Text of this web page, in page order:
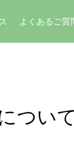
よくあるご質
つい